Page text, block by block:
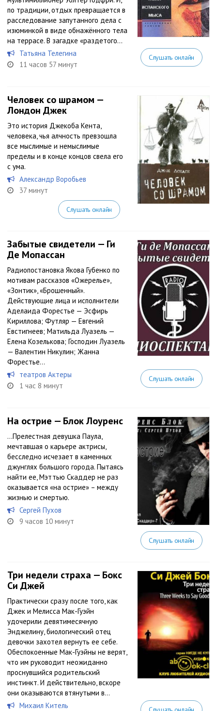
по традиции, отдых превращается в
расследование запутанного дела с
изюминкой в виде обнажённого тела
на террасе. В загадке «раздетого...
Татьяна Телегина
11 часов 57 минут
Слушать онлайн
Человек со шрамом —
Лондон Джек
Это история Джекоба Кента,
человека, чья алчность превзошла
все мыслимые и немыслимые
пределы и в конце концов свела его
с ума.
Александр Воробьев
37 минут
Слушать онлайн
Забытые свидетели — Ги
Де Мопассан
Радиопостановка Якова Губенко по
мотивам рассказов «Ожерелье»,
«Зонтик», «Брошенный».
Действующие лица и исполнители
Аделаида Форестье — Эсфирь
Кириллова; Футляр — Евгений
Евстигнеев; Матильда Луазель —
Елена Козелькова; Господин Луазель
— Валентин Никулин; Жанна
Форестье...
театров Актеры
1 час 8 минут
Слушать онлайн
На острие — Блок Лоуренс
…Прелестная девушка Паула,
мечтавшая о карьере актрисы,
бесследно исчезает в каменных
джунглях большого города. Пытаясь
найти ее, Мэттью Скаддер не раз
оказывается «на острие» – между
жизнью и смертью.
Сергей Пухов
9 часов 10 минут
Слушать онлайн
Три недели страха — Бокс
Си Джей
Практически сразу после того, как
Джек и Мелисса Мак-Гуэйн
удочерили девятимесячную
Энджелину, биологический отец
девочки захотел вернуть ее себе.
Обеспокоенные Мак-Гуэйны не верят,
что им руководит неожиданно
проснувшийся родительский
инстинкт. И действительно, вскоре
они оказываются втянутыми в...
Михаил Китель